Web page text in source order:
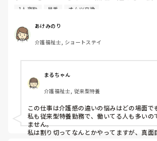
スタッフがいます。私が出勤して急変に気
（夜勤者）とか平気でドヤ顔でいます。
夜勤は1人夜勤です。その時はベトナム人と
したけども、どちらも急変対応に特化し
惧してます。夜間はただオムツ交換変え
連れて行けばいい？寝るか寝ないか問題だ
ので人員が少ないため入らせていますが、
であれば夜勤も外すが管理者がオッケーを
出勤日は誰かがどうにかなっているのでは
出勤するのが苦痛になります
1人夜勤 早番 オムツ交換
あけみのり
介護福祉士, ショートステイ
まるちゃん
介護福祉士, 従来型特養
この仕事は介護感の違いの悩みはどの場面で
私も従来型特養勤務で、働いてる人も多いの
ません。
私は割り切ってなんとかやってますが、真面